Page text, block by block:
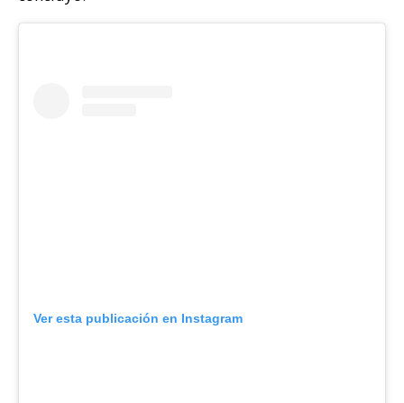
Ver esta publicación en Instagram